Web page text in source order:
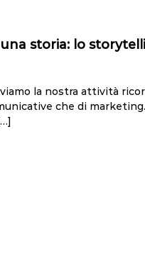
storia: lo
la nostra attività
che di